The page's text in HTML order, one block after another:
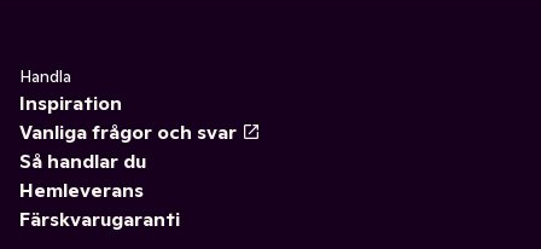
Handla
Inspiration
Vanliga frågor och svar
Så handlar du
Hemleverans
Färskvarugaranti